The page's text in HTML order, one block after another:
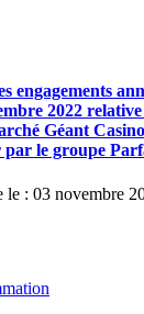
engagements
2022
Géant
par le groupe
le : 03 novembre